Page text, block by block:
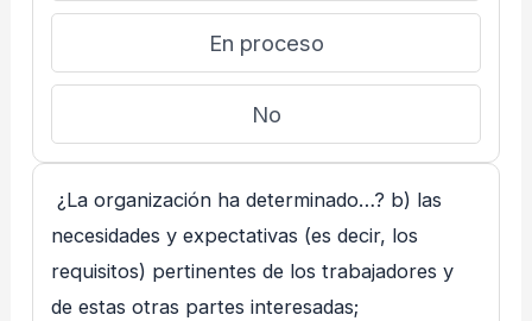
En proceso
No
¿La organización ha determinado…? b) las
necesidades y expectativas (es decir, los
requisitos) pertinentes de los trabajadores y
de estas otras partes interesadas;